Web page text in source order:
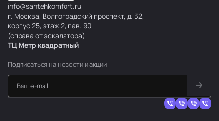
info@santehkomfort.ru
г. Москва, Волгоградский проспект, д. 32,
корпус 25, этаж 2, пав. 90
(справа от эскалатора)
ТЦ Метр квадратный
Подписаться на новости и акции